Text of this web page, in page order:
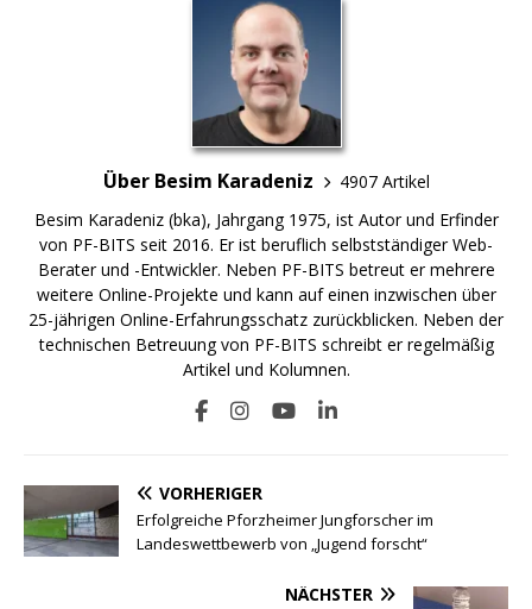
Über Besim Karadeniz
4907 Artikel
Besim Karadeniz (bka), Jahrgang 1975, ist Autor und Erfinder
von PF-BITS seit 2016. Er ist beruflich selbstständiger Web-
Berater und -Entwickler. Neben PF-BITS betreut er mehrere
weitere Online-Projekte und kann auf einen inzwischen über
25-jährigen Online-Erfahrungsschatz zurückblicken. Neben der
technischen Betreuung von PF-BITS schreibt er regelmäßig
Artikel und Kolumnen.
VORHERIGER
Erfolgreiche Pforzheimer Jungforscher im
Landeswettbewerb von „Jugend forscht“
NÄCHSTER